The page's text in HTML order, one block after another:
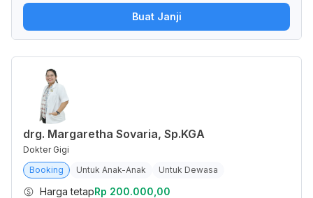
ga dengan Dokter Spesialis, Ruko RGA, Jaka Setia, Kota
Bekasi, Jawa Barat, Indonesia
Buat Janji
drg. Margaretha Sovaria, Sp.KGA
Dokter Gigi
Booking
Untuk Anak-Anak Untuk Dewasa
Harga tetapRp 200.000,00